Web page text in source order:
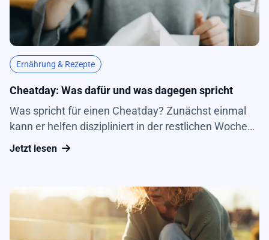
Ernährung & Rezepte
Cheatday: Was dafür und was dagegen spricht
Was spricht für einen Cheatday? Zunächst einmal
kann er helfen diszipliniert in der restlichen Woche
zu bleiben, da die vermeintlich verbotenen
Psyche wirken und Heißhungerattacken...
Jetzt lesen